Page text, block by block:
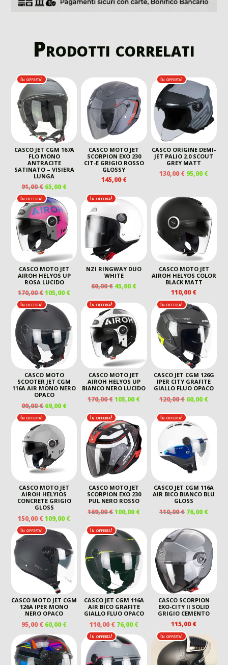
Prodotti correlati
In offerta!
CASCO JET CGM 167A
FLO MONO
ANTRACITE
SATINATO – VISIERA
LUNGA
91,00€ IL
PREZZO
ORIGINALE
ERA:
91,00 €.
65,00€IL
PREZZO
ATTUALE
È:
65,00 €.
CASCO MOTO JET
SCORPION EXO 230
CIT-E GRIGIO ROSSO
GLOSSY
145,00€
In offerta!
CASCO ORIGINE DEMI-
JET PALIO 2.0 SCOUT
GREY MATT
130,00€ IL
ERA:
130,00 €.
95,00€IL
È:
95,00
In offerta!
CASCO MOTO JET
AIROH HELYOS UP
ROSA LUCIDO
170,00€IL
PREZZO
ORIGINALE
170,00 €.
105,00€IL
PREZZO
ATTUALE
105,00 €.
In offerta!
NZI RINGWAY DUO
WHITE
60,00€ IL
ORIGINALE
ERA:
60,00 €.
45,00€IL
ATTUALE
45,00 €.
CASCO MOTO JET
AIROH HELYOS COLOR
BLACK MATT
110,00€
In offerta!
CASCO MOTO
SCOOTER JET CGM
116A AIR MONO NERO
OPACO
99,00€ IL
PREZZO
ORIGINALE
ERA:
99,00 €.
69,00€IL
PREZZO
ATTUALE
69,00 €.
In offerta!
CASCO MOTO JET
AIROH HELYOS UP
BIANCO NERO LUCIDO
170,00€IL
ORIGINALE
ERA:
170,00 €.
105,00€IL
ATTUALE
105,00 €.
In offerta!
CASCO JET CGM 126G
IPER CITY GRAFITE
GIALLO FLUO OPACO
120,00€ IL
ORIGINALE
ERA:
120,00 €.
60,00€IL
In offerta!
CASCO MOTO JET
AIROH HELYIOS
CONCRETE GRIGIO
GLOSS
150,00€IL
PREZZO
ORIGINALE
ERA:
150,00 €.
109,00€IL
PREZZO
ATTUALE
È:
109,00 €.
In offerta!
CASCO MOTO JET
SCORPION EXO 230
PUL NERO ROSSO
169,00€IL
ORIGINALE
ERA:
169,00 €.
100,00€IL
ATTUALE
100,00 €.
In offerta!
CASCO JET CGM 116A
AIR BICO BIANCO BLU
GLOSS
110,00€ IL
ORIGINALE
ERA:
110,00 €.
76,00€IL
È:
76,00
In offerta!
CASCO MOTO JET CGM
126A IPER MONO
NERO OPACO
95,00€ IL
PREZZO
ORIGINALE
ERA:
95,00 €.
60,00€IL
PREZZO
ATTUALE
È:
60,00 €.
In offerta!
CASCO JET CGM 116A
AIR BICO GRAFITE
GIALLO FLUO OPACO
110,00€ IL
PREZZO
ORIGINALE
ERA:
110,00 €.
76,00€IL
PREZZO
ATTUALE
È:
76,00 €.
CASCO SCORPION
EXO-CITY II SOLID
GRIGIO CEMENTO
115,00€
In offerta! In offerta!